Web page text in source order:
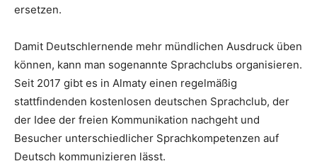
ersetzen.
Damit Deutschlernende mehr mündlichen Ausdruck üben
können, kann man sogenannte Sprachclubs organisieren.
Seit 2017 gibt es in Almaty einen regelmäßig
stattfindenden kostenlosen deutschen Sprachclub, der
der Idee der freien Kommunikation nachgeht und
Besucher unterschiedlicher Sprachkompetenzen auf
Deutsch kommunizieren lässt.